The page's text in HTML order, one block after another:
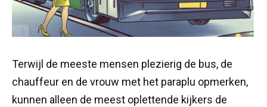
Terwijl de meeste mensen plezierig de bus, de
chauffeur en de vrouw met het paraplu opmerken,
kunnen alleen de meest oplettende kijkers de